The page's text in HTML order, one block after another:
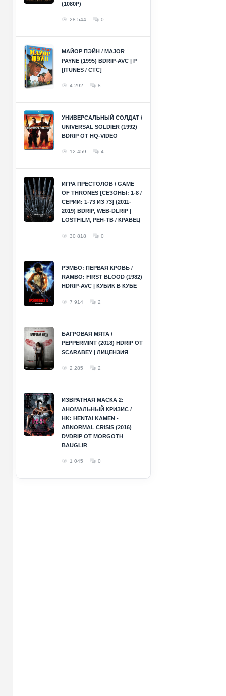
(1080P)
28 544 0
МАЙОР ПЭЙН / MAJOR
PAYNE (1995) BDRIP-AVC | P
[ITUNES / СТС]
4 292 8
УНИВЕРСАЛЬНЫЙ СОЛДАТ /
UNIVERSAL SOLDIER (1992)
BDRIP ОТ HQ-VIDEO
12 459 4
ИГРА ПРЕСТОЛОВ / GAME
OF THRONES [СЕЗОНЫ: 1-8 /
СЕРИИ: 1-73 ИЗ 73] (2011-
2019) BDRIP, WEB-DLRIP |
LOSTFILM, РЕН-ТВ / КРАВЕЦ
30 818 0
РЭМБО: ПЕРВАЯ КРОВЬ /
RAMBO: FIRST BLOOD (1982)
HDRIP-AVC | КУБИК В КУБЕ
7 914 2
БАГРОВАЯ МЯТА /
PEPPERMINT (2018) HDRIP ОТ
SCARABEY | ЛИЦЕНЗИЯ
2 285 2
ИЗВРАТНАЯ МАСКА 2:
АНОМАЛЬНЫЙ КРИЗИС /
HK: HENTAI KAMEN -
ABNORMAL CRISIS (2016)
DVDRIP ОТ MORGOTH
BAUGLIR
1 045 0